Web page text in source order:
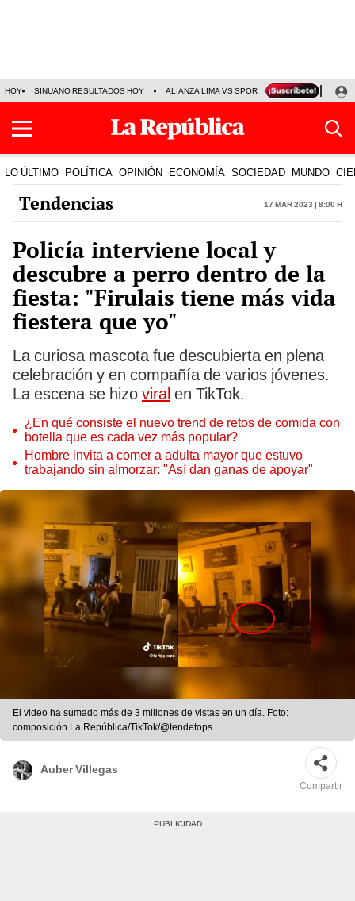
HOY SINUANO RESULTADOS HOY ALIANZA LIMA VS SPORT BOYS JORGE
LO ÚLTIMO POLÍTICA OPINIÓN ECONOMÍA SOCIEDAD MUNDO
Tendencias 17 Mar 2023 | 8:00 h
Policía interviene local y
descubre a perro dentro de la
fiesta: "Firulais tiene más vida
fiestera que yo"
La curiosa mascota fue descubierta en plena
celebración y en compañía de varios jóvenes.
La escena se hizo viral en TikTok.
¿En qué consiste el nuevo trend de retos de comida con
botella que es cada vez más popular?
Hombre invita a comer a adulta mayor que estuvo
trabajando sin almorzar: "Así dan ganas de apoyar"
El video ha sumado más de 3 millones de vistas en un día. Foto:
composición La República/TikTok/@tendetops
Auber Villegas
Compartir